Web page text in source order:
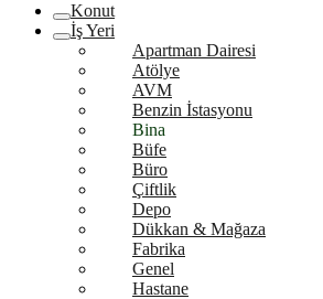
Konut
İş Yeri
Apartman Dairesi
Atölye
AVM
Benzin İstasyonu
Bina
Büfe
Büro
Çiftlik
Depo
Dükkan & Mağaza
Fabrika
Genel
Hastane